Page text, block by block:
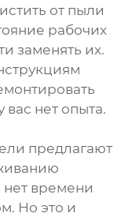
от пыли
рабочих
заменять их.
вас нет опыта.
предлагают
нет времени
Но это и